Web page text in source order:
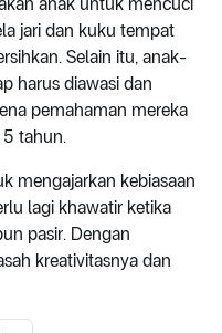
jari dan kuku tempat
Selain itu, anak-
harus diawasi dan
pemahaman mereka
5 tahun.
mengajarkan kebiasaan
lagi khawatir ketika
pasir. Dengan
kreativitasnya dan